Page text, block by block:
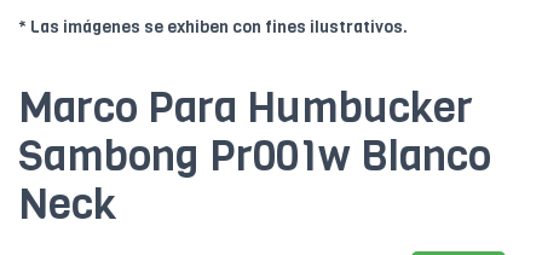
* Las imágenes se exhiben con fines ilustrativos.
Marco Para Humbucker
Sambong Pr001w Blanco
Neck